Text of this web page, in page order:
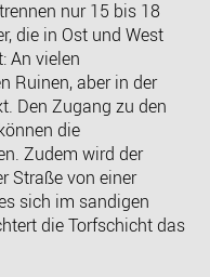
nur 15 bis 18
die in Ost und West
An vielen
Ruinen, aber in der
Den Zugang zu den
die
Zudem wird der
Straße von einer
sich im sandigen
die Torfschicht das